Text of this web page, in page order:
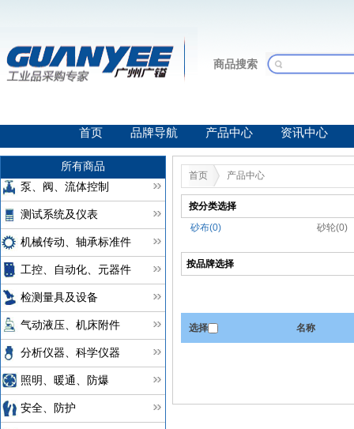
商品搜索
首页 品牌导航 产品中心 资讯中心
所有商品
泵、阀、流体控制
测试系统及仪表
机械传动、轴承标准件
工控、自动化、元器件
检测量具及设备
气动液压、机床附件
分析仪器、科学仪器
照明、暖通、防爆
安全、防护
首页 产品中心
按分类选择
砂布(0)
砂轮(0)
按品牌选择
选择 名称